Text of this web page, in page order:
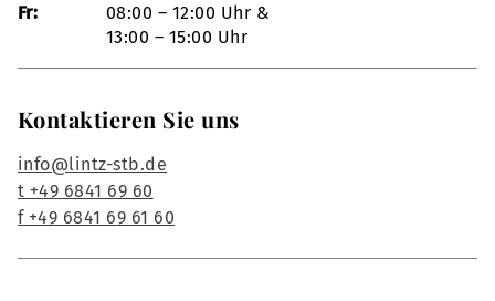
Fr:
08:00 – 12:00 Uhr &
13:00 – 15:00 Uhr
Kontaktieren Sie uns
info@lintz-stb.de
t +49 6841 69 60
f +49 6841 69 61 60